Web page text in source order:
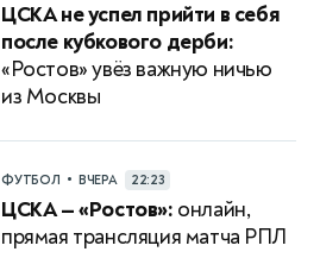
ЦСКА не успел прийти в себя
после кубкового дерби:
«Ростов» увёз важную ничью
из Москвы
ФУТБОЛ • ВЧЕРА 22:23
ЦСКА — «Ростов»: онлайн,
прямая трансляция матча РПЛ